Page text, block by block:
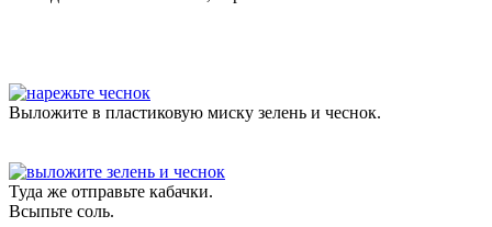
Выложите в пластиковую миску зелень и чеснок.
Туда же отправьте кабачки.
Всыпьте соль.